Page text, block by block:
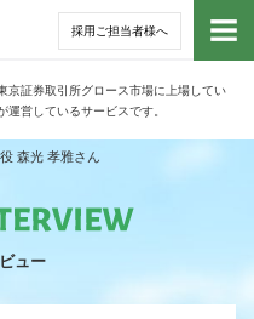
採用ご担当者様へ
京証券取引所グロース市場に上場してい
営しているサービスです。
トッ
森光 孝雅さん
ュー